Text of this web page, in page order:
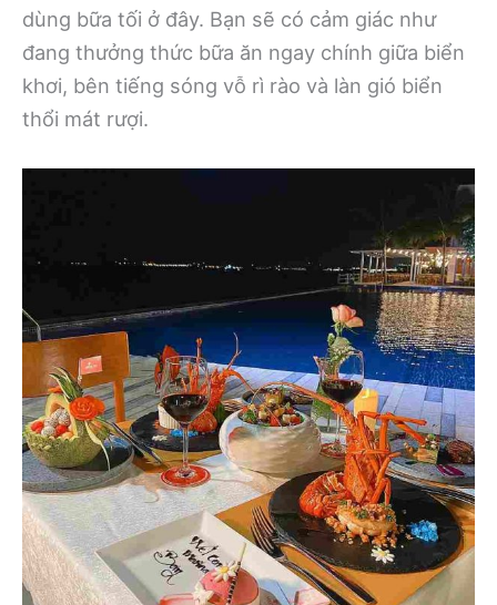
dùng bữa tối ở đây. Bạn sẽ có cảm giác như
đang thưởng thức bữa ăn ngay chính giữa biển
khơi, bên tiếng sóng vỗ rì rào và làn gió biển
thổi mát rượi.